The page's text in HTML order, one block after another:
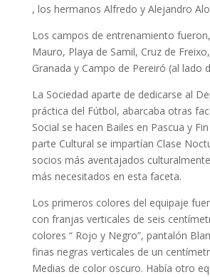
, los hermanos Alfredo y Alejandro
Los campos de entrenamiento
Mauro, Playa de Samil, Cruz de
Granada y Campo de Pereiró (al lado
La Sociedad aparte de dedicarse al
práctica del Fútbol, abarcaba otras
Social se hacen Bailes en Pascua y
parte Cultural se impartían Clase
socios más aventajados
más necesitados en esta faceta.
Los primeros colores del equipaje
con franjas verticales de seis
colores “ Rojo y Negro”, pantalón
finas negras verticales de un
Medias de color oscuro. Había otro